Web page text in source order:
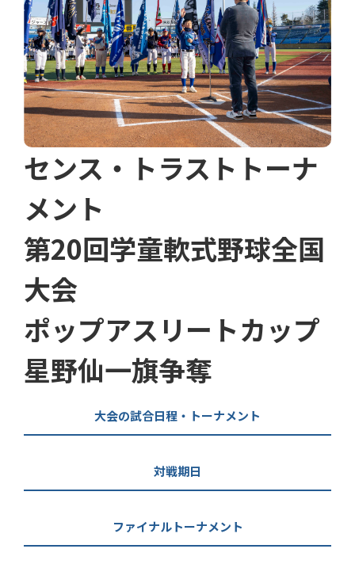
センス・トラストトーナ
メント
第20回学童軟式野球全国
大会
ポップアスリートカップ
星野仙一旗争奪
大会の試合日程・トーナメント
対戦期日
ファイナルトーナメント